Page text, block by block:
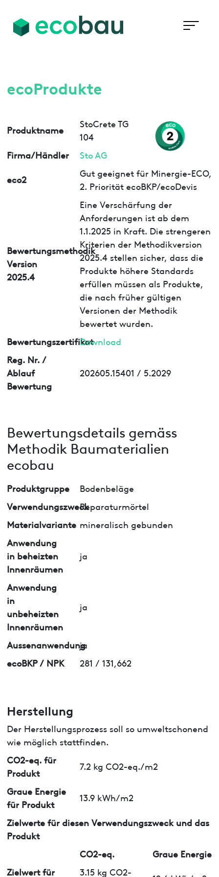
ecoProdukte
Produktname
StoCrete TG
104
Firma/Händler
Sto AG
eco2
Gut geeignet für Minergie-ECO,
2. Priorität ecoBKP/ecoDevis
Bewertungsmethodik
Version
2025.4
Eine Verschärfung der
Anforderungen ist ab dem
1.1.2025 in Kraft. Die strengeren
Kriterien der Methodikversion
2025.4 stellen sicher, dass die
Produkte höhere Standards
erfüllen müssen als Produkte,
die nach früher gültigen
Versionen der Methodik
bewertet wurden.
BewertungszertifikatDownload
Reg. Nr. /
Ablauf
Bewertung
202605.15401 / 5.2029
Bewertungsdetails gemäss
Methodik Baumaterialien
ecobau
Produktgruppe
Bodenbeläge
VerwendungszweckReparaturmörtel
Materialvariante mineralisch gebunden
Anwendung
in beheizten
Innenräumen
ja
Anwendung
in
unbeheizten
Innenräumen
ja
Aussenanwendung
ja
ecoBKP / NPK
281 / 131,662
Herstellung
Der Herstellungsprozess soll so umweltschonend
wie möglich stattfinden.
CO2-eq. für
Produkt
7.2 kg CO2-eq./m2
Graue Energie
für Produkt
13.9 kWh/m2
Zielwerte für diesen Verwendungszweck und das
Produkt
CO2-eq.
Graue Energie
Zielwert für
3.15 kg CO2-